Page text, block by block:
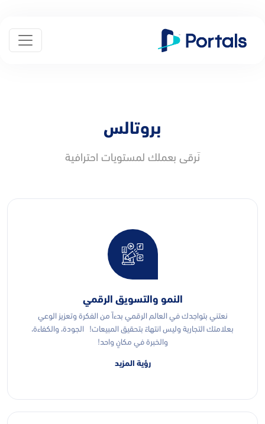
بروتالس
نَرقى بعملك لمستويات احترافية
النمو والتسويق الرقمي
نعتني بتواجدك في العالم الرقمي بدءاً من الفكرة وتعزيز الوعي
بعلامتك التجارية وليس انتهاءً بتحقيق المبيعات! الجودة، والكفاءة،
والخبرة في مكانٍ واحد!
رؤية المزيد